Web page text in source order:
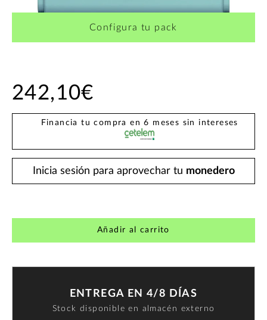
Configura tu pack
242,10€
Financia tu compra en 6 meses sin intereses
Inicia sesión para aprovechar tu monedero
Añadir al carrito
ENTREGA EN 4/8 DÍAS
Stock disponible en almacén externo